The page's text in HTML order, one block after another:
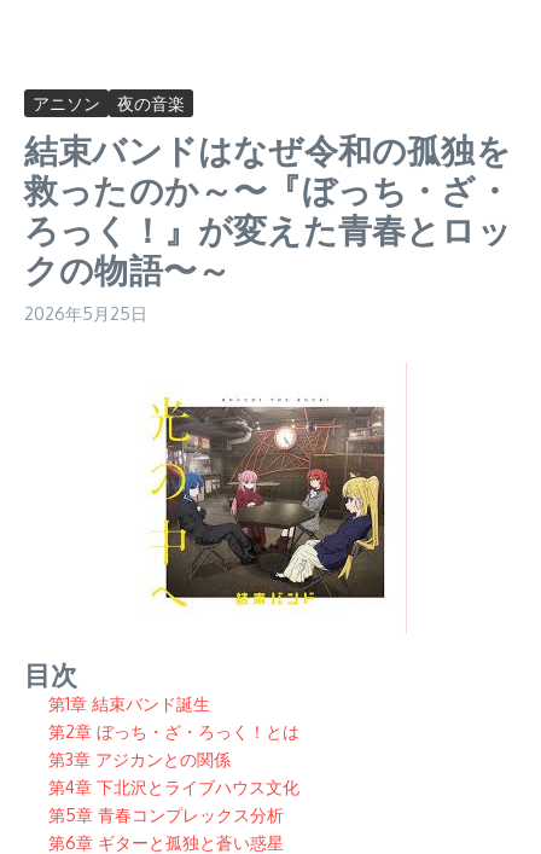
アニソン 夜の音楽
結束バンドはなぜ令和の孤独を
救ったのか～〜『ぼっち・ざ・
ろっく！』が変えた青春とロッ
クの物語〜～
2026年5月25日
目次
第1章 結束バンド誕生
第2章 ぼっち・ざ・ろっく！とは
第3章 アジカンとの関係
第4章 下北沢とライブハウス文化
第5章 青春コンプレックス分析
第6章 ギターと孤独と蒼い惑星